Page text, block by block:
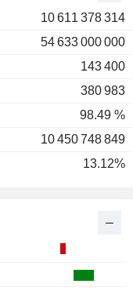
10 611 378 314
54 633 000 000
143 400
380 983
98.49 %
10 450 748 849
13.12%